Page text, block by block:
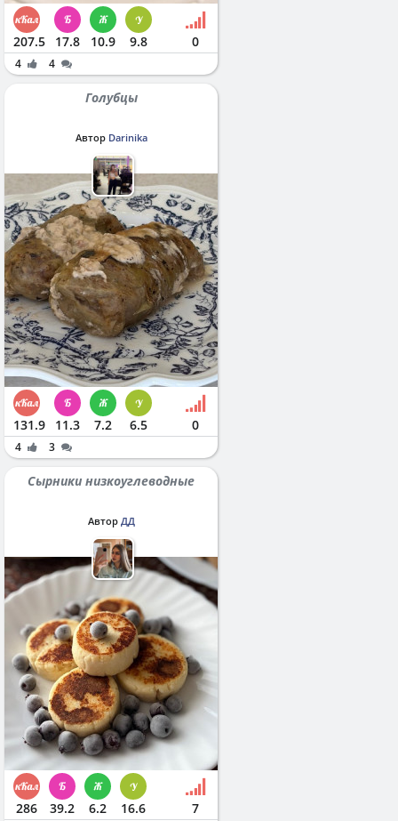
207.5 17.8 10.9 9.8 0
4 4
Голубцы
Автор Darinika
131.9 11.3 7.2 6.5 0
4 3
Сырники низкоуглеводные
Автор ДД
286 39.2 6.2 16.6 7